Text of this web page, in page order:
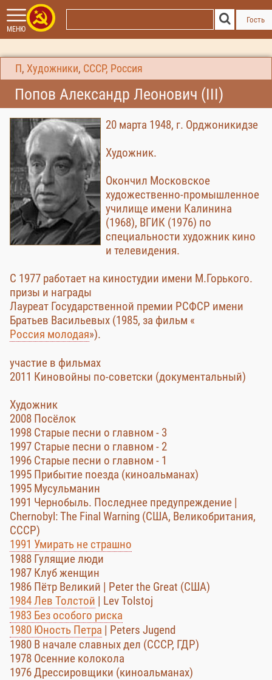
МЕНЮ
Гость
П , Художники, СССР, Россия
Попов Александр Леонович (III)
20 марта 1948, г. Орджоникидзе
Художник.
Окончил Московское
художественно-промышленное
училище имени Калинина
(1968), ВГИК (1976) по
специальности художник кино
и телевидения.
С 1977 работает на киностудии имени М.Горького.
призы и награды
Лауреат Государственной премии РСФСР имени
Братьев Васильевых (1985, за фильм «
Россия молодая»).
участие в фильмах
2011 Киновойны по-советски (документальный)
Художник
2008 Посёлок
1998 Старые песни о главном - 3
1997 Старые песни о главном - 2
1996 Старые песни о главном - 1
1995 Прибытие поезда (киноальманах)
1995 Мусульманин
1991 Чернобыль. Последнее предупреждение |
Chernobyl: The Final Warning (США, Великобритания,
СССР)
1991 Умирать не страшно
1988 Гулящие люди
1987 Клуб женщин
1986 Пётр Великий | Peter the Great (США)
1984 Лев Толстой | Lev Tolstoj
1983 Без особого риска
1980 Юность Петра | Peters Jugend
1980 В начале славных дел (СССР, ГДР)
1978 Осенние колокола
1976 Дрессировщики (киноальманах)